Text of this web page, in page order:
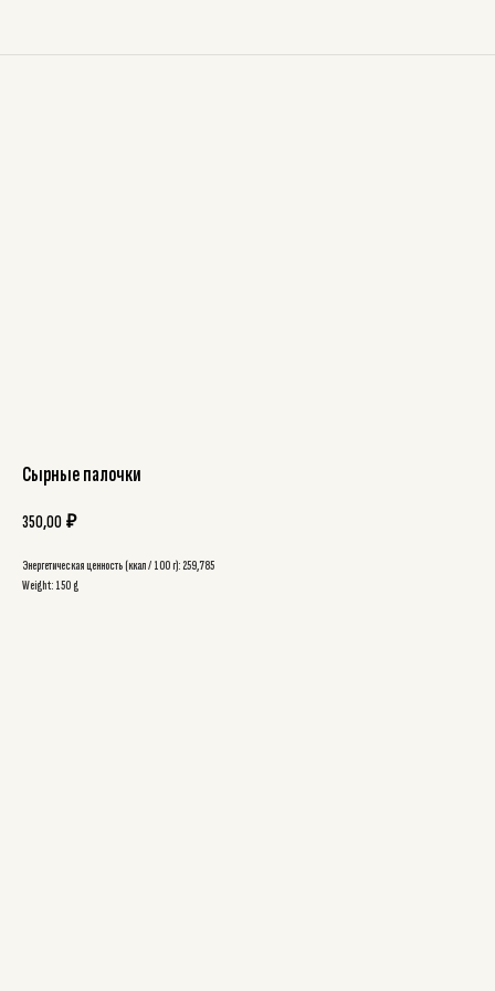
Сырные палочки
350,00 ₽
Энергетическая ценность (ккал / 100 г): 259,785
Weight: 150 g